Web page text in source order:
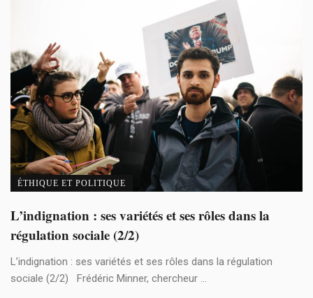
ÉTHIQUE ET POLITIQUE
L’indignation : ses variétés et ses rôles dans la
régulation sociale (2/2)
L’indignation : ses variétés et ses rôles dans la régulation
sociale (2/2) Frédéric Minner, chercheur ...